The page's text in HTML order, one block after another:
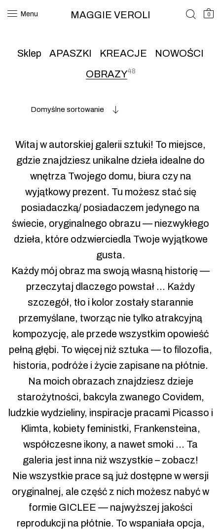
Menu MAGGIE VEROLI 0
Sklep APASZKI KREACJE
NOWOŚCI
OBRAZY48
Domyślne sortowanie
Witaj w autorskiej galerii sztuki! To miejsce,
gdzie znajdziesz unikalne dzieła idealne do
wnętrza Twojego domu, biura czy na
wyjątkowy prezent. Tu możesz stać się
posiadaczką/ posiadaczem jedynego na
świecie, oryginalnego obrazu — niezwykłego
dzieła, które odzwierciedla Twoje wyjątkowe
gusta.
Każdy mój obraz ma swoją własną historię —
przeczytaj dlaczego powstał … Każdy
szczegół, tło i kolor zostały starannie
przemyślane, tworząc nie tylko atrakcyjną
kompozycję, ale przede wszystkim opowieść
pełną głębi. To więcej niż sztuka — to filozofia,
historia, podróże i życie zapisane na płótnie.
Na moich obrazach znajdziesz dzieje
starożytności, bakcyla zwanego Covidem,
ludzkie wydzieliny, inspiracje pracami Picasso i
Klimta, kobiety feministki, Frankensteina,
współczesne ikony, a nawet smoki … Ta
galeria jest inna niż wszystkie – zobacz!
Nie wszystkie prace są już dostępne w wersji
oryginalnej, ale część z nich możesz nabyć w
formie GICLEE — najwyższej jakości
reprodukcji na płótnie. To wspaniała opcja,